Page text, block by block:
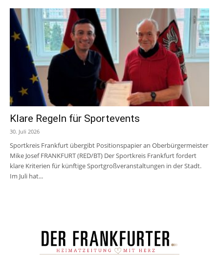
Klare Regeln für Sportevents
30. Juli 2026
Sportkreis Frankfurt übergibt Positionspapier an Oberbürgermeister
Mike Josef FRANKFURT (RED/BT) Der Sportkreis Frankfurt fordert
klare Kriterien für künftige Sportgroßveranstaltungen in der Stadt.
Im Juli hat...